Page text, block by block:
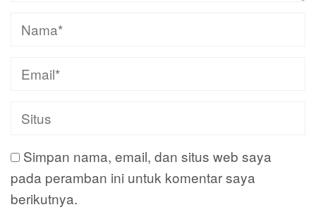
Simpan nama, email, dan situs web saya
pada peramban ini untuk komentar saya
berikutnya.